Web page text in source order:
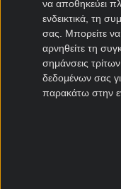
να αποθηκεύει
ενδεικτικά, τη
σας. Μπορείτε να
αρνηθείτε τη
σημάνσεις
δεδομένων σας
παρακάτω στην
Πάφος
ΑΠΟΕΛ
ΑΕΚ Λάρνακας
Ομόνοια